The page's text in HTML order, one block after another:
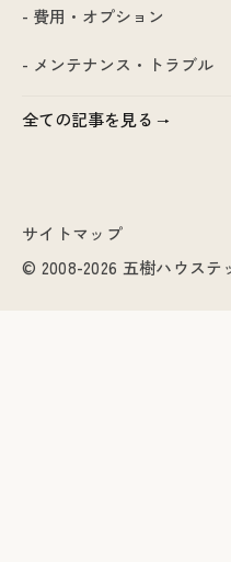
- 費用・オプション
- メンテナンス・トラブル
全ての記事を見る
© 2008-2026 五樹ハウステ
サイトマップ